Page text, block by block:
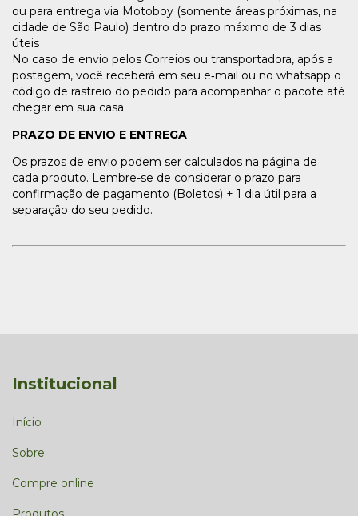
ou para entrega via Motoboy (somente áreas próximas, na
cidade de São Paulo) dentro do prazo máximo de 3 dias
úteis
No caso de envio pelos Correios ou transportadora, após a
postagem, você receberá em seu e‑mail ou no whatsapp o
código de rastreio do pedido para acompanhar o pacote até
chegar em sua casa.
PRAZO DE ENVIO E ENTREGA
Os prazos de envio podem ser calculados na página de
cada produto. Lembre-se de considerar o prazo para
confirmação de pagamento (Boletos) + 1 dia útil para a
separação do seu pedido.
Institucional
Início
Sobre
Compre online